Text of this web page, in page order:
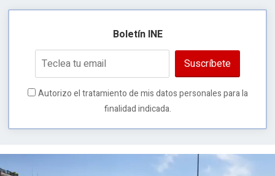
Boletín INE
Suscríbete
Autorizo el tratamiento de mis datos personales para la
finalidad indicada.